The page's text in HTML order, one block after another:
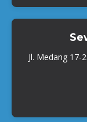
Jl. Medang 17-